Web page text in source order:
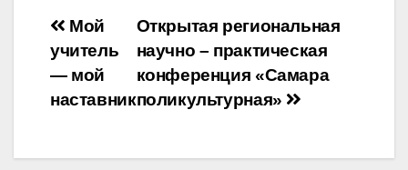
Навигация
по
записям
Открытая региональная
научно – практическая
конференция «Самара
поликультурная»
Мой
учитель
— мой
наставник